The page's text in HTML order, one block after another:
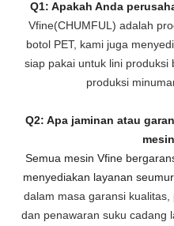
Q1: Apakah Anda
Vfine(CHUMFUL) adalah
botol PET, kami juga
siap pakai untuk lini produksi
produksi
Q2: Apa jaminan atau
Semua mesin Vfine
menyediakan layanan
dalam masa garansi
dan penawaran suku cadang